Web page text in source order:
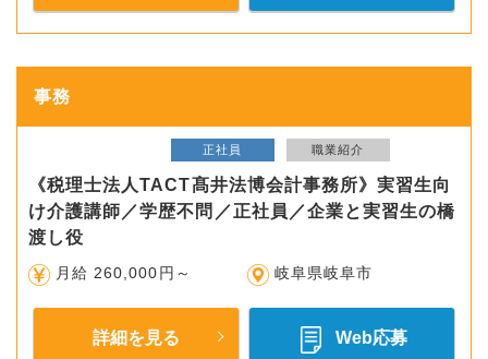
事務
正社員 職業紹介
《税理士法人TACT髙井法博会計事務所》実習生向
け介護講師／学歴不問／正社員／企業と実習生の橋
渡し役
月給 260,000円～ 岐阜県岐阜市
詳細を見る Web応募